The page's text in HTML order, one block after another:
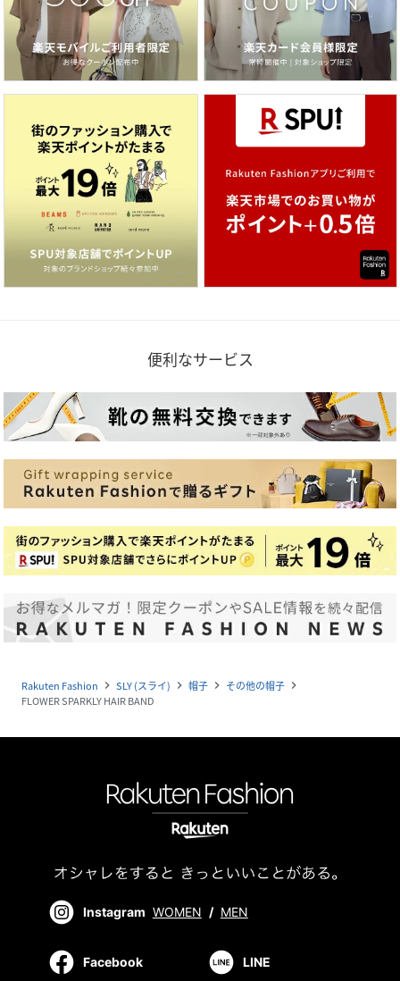
便利なサービス
Rakuten Fashion navigate_next SLY (スライ) navigate_next 帽子 navigate_next その他の帽子 navigate_next
FLOWER SPARKLY HAIR BAND
Instagram WOMEN / MEN
Facebook LINE